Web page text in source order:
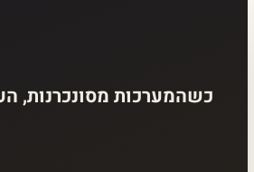
כשהמערכות מסונכרנות,